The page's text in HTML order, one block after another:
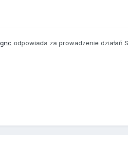
odpowiada za prowadzenie działań